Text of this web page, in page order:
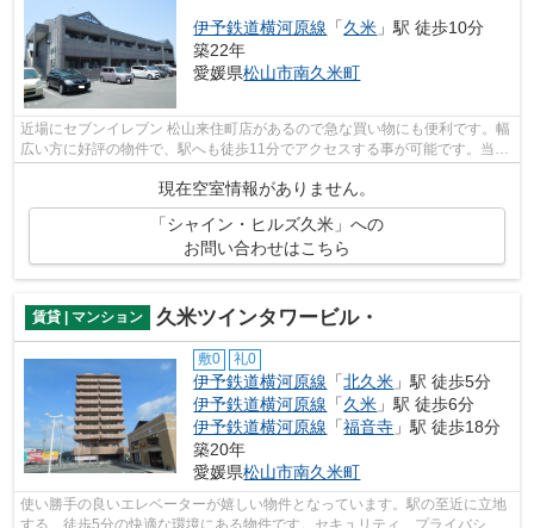
伊予鉄道横河原線 「久米 」駅 徒歩10分
築22年
愛媛県松山市南久米町
近場にセブンイレブン 松山来住町店があるので急な買い物にも便利です。幅
広い方に好評の物件で、駅へも徒歩11分でアクセスする事が可能です。当社
現在空室情報がありません。
「シャイン・ヒルズ久米」への
お問い合わせはこちら
賃貸 | マンション 久米ツインタワービル・
敷0 礼0
伊予鉄道横河原線 「北久米 」駅 徒歩5分
伊予鉄道横河原線 「久米 」駅 徒歩6分
伊予鉄道横河原線 「福音寺 」駅 徒歩18分
築20年
愛媛県松山市南久米町
使い勝手の良いエレベーターが嬉しい物件となっています。駅の至近に立地
する、徒歩5分の快適な環境にある物件です。セキュリティ、プライバシー